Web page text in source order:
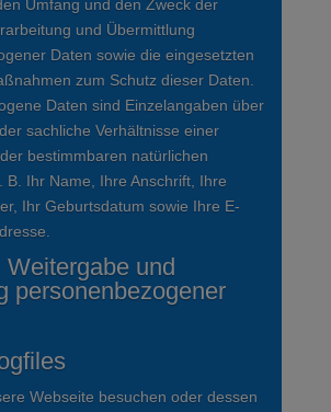
Umfang und den Zweck der
und Übermittlung
Daten sowie die eingesetzten
zum Schutz dieser Daten.
Daten sind Einzelangaben über
sachliche Verhältnisse einer
bestimmbaren natürlichen
B. Ihr Name, Ihre Anschrift, Ihre
Ihr Geburtsdatum sowie Ihre E-
Weitergabe und
personenbezogener
Webseite besuchen oder dessen